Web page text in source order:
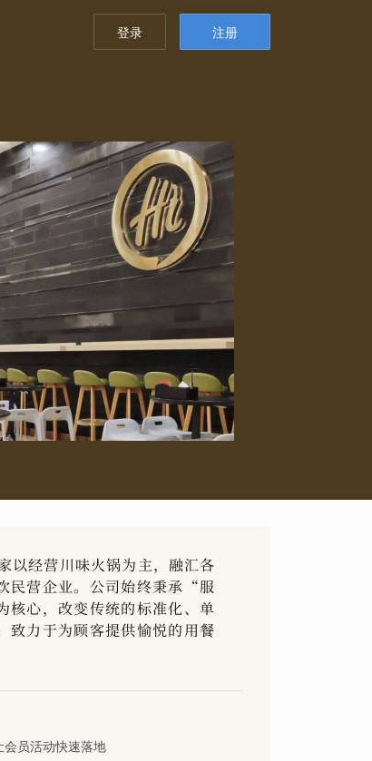
登录 注册
以经营川味火锅为主，融汇各
民营企业。公司始终秉承“服
心，改变传统的标准化、单
致力于为顾客提供愉悦的用餐
员活动快速落地